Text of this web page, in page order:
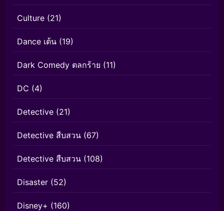
Culture (21)
Dance เต้น (19)
Dark Comedy ตลกร้าย (11)
DC (4)
Detective (21)
Detective สืบสวน (67)
Detective สืบสวน (108)
Disaster (52)
Disney+ (160)